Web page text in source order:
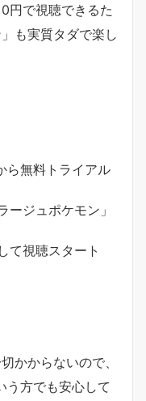
円で視聴できるた
も実質タダで楽し
ら無料トライアル
ジュポケモン」
視聴スタート
かからないので、
う方でも安心して